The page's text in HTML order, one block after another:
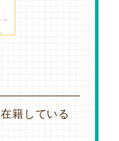
籍している